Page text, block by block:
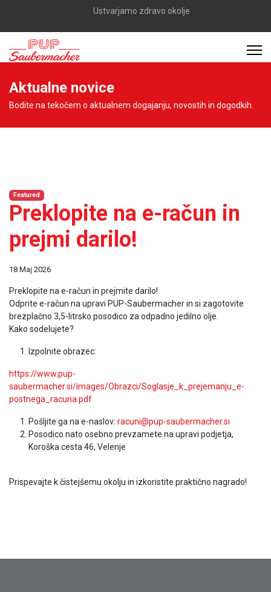
Ustvarjamo zdravo okolje
Aktualne novice
Bodite na tekočem o aktualnem dogajanju, novostih in dogodkih.
Featured
Preklopite na e-račun in
prejmi darilo!
18 Maj 2026
Preklopite na e-račun in prejmite darilo!
Odprite e-račun na upravi PUP-Saubermacher in si zagotovite
brezplačno 3,5-litrsko posodico za odpadno jedilno olje.
Kako sodelujete?
Izpolnite obrazec:
https://www.pup-
saubermacher.si/images/Obrazci/Soglasje_k_prejemanju_e-
postnega_racuna.pdf
Pošljite ga na e-naslov: racuni@pup-saubermacher.si
Posodico nato osebno prevzamete na upravi podjetja,
Koroška cesta 46, Velenje
Prispevajte k čistejšemu okolju in izkoristite praktično nagrado!